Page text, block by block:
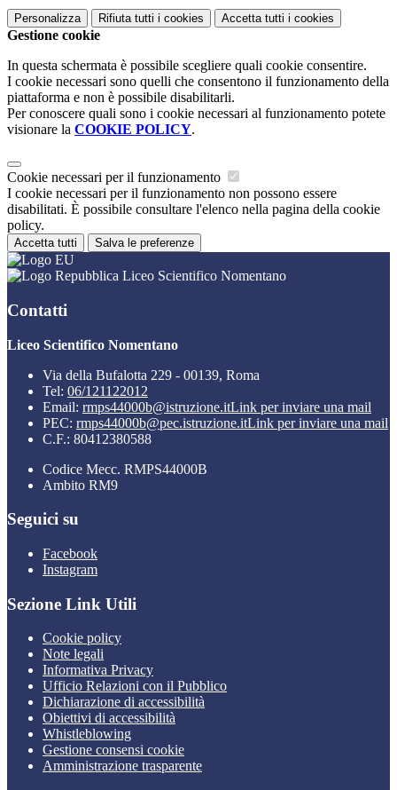
Personalizza Rifiuta tutti i cookies Accetta tutti i cookies
Gestione cookie
In questa schermata è possibile scegliere quali cookie consentire.
I cookie necessari sono quelli che consentono il funzionamento della
piattaforma e non è possibile disabilitarli.
Per conoscere quali sono i cookie necessari al funzionamento potete
visionare la COOKIE POLICY.
Cookie necessari per il funzionamento
I cookie necessari per il funzionamento non possono essere
disabilitati. È possibile consultare l'elenco nella pagina della cookie
policy.
Accetta tutti Salva le preferenze
Liceo Scientifico Nomentano
Contatti
Liceo Scientifico Nomentano
Via della Bufalotta 229 - 00139, Roma
Tel: 06/121122012
Email: rmps44000b@istruzione.itLink per inviare una mail
PEC: rmps44000b@pec.istruzione.itLink per inviare una mail
C.F.: 80412380588
Codice Mecc. RMPS44000B
Ambito RM9
Seguici su
Facebook
Instagram
Sezione Link Utili
Cookie policy
Note legali
Informativa Privacy
Ufficio Relazioni con il Pubblico
Dichiarazione di accessibilità
Obiettivi di accessibilità
Whistleblowing
Gestione consensi cookie
Amministrazione trasparente